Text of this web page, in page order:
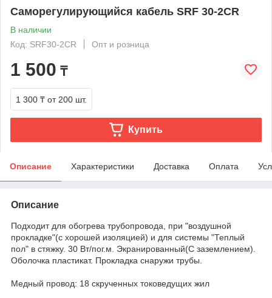
Саморегулирующийся кабель SRF 30-2CR
В наличии
Код: SRF30-2CR
Опт и розница
1 500 ₸
1 300 ₸ от 200 шт.
Купить
Описание Характеристики Доставка Оплата
Описание
Подходит для обогрева трубопровода, при "воздушной
прокладке"(с хорошей изоляцией) и для системы "Теплый
пол" в стяжку. 30 Вт/пог.м. Экранированный(С заземлением).
Оболочка пластикат. Прокладка снаружи трубы.
Медный провод: 18 скрученных токоведущих жил